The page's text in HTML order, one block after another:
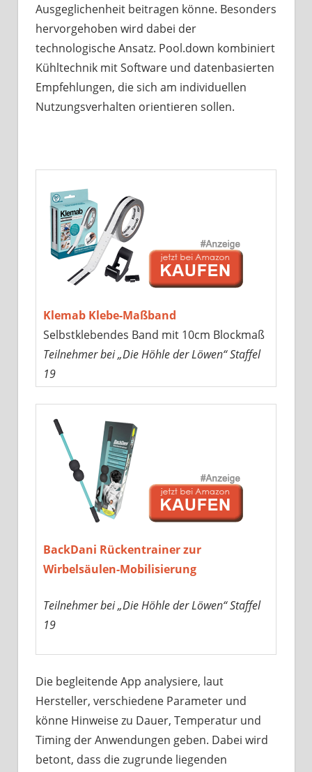
Ausgeglichenheit beitragen könne. Besonders
hervorgehoben wird dabei der
technologische Ansatz. Pool.down kombiniert
Kühltechnik mit Software und datenbasierten
Empfehlungen, die sich am individuellen
Nutzungsverhalten orientieren sollen.
Klemab Klebe-Maßband
Selbstklebendes Band mit 10cm Blockmaß
Teilnehmer bei „Die Höhle der Löwen“ Staffel
19
BackDani Rückentrainer zur
Wirbelsäulen-Mobilisierung
Teilnehmer bei „Die Höhle der Löwen“ Staffel
19
Die begleitende App analysiere, laut
Hersteller, verschiedene Parameter und
könne Hinweise zu Dauer, Temperatur und
Timing der Anwendungen geben. Dabei wird
betont, dass die zugrunde liegenden